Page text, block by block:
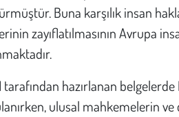
Buna karşılık insan
zayıflatılmasının Avrupa
tarafından hazırlanan
ulusal mahkemelerin